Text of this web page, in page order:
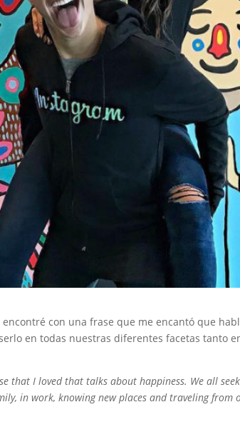
con una frase que me encantó que
en todas nuestras diferentes facetas tanto
that I loved that talks about happiness. We all
in work, knowing new places and traveling from